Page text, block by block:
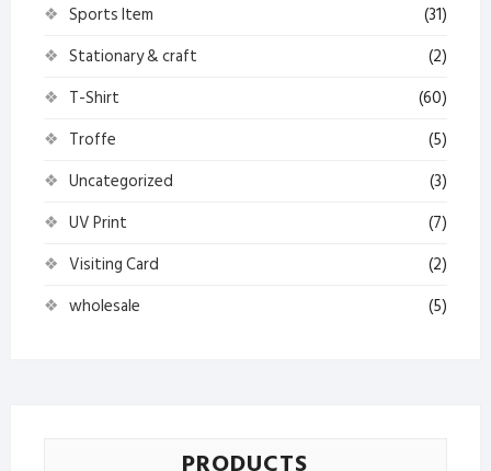
Sports Item
(31)
Stationary & craft
(2)
T-Shirt
(60)
Troffe
(5)
Uncategorized
(3)
UV Print
(7)
Visiting Card
(2)
wholesale
(5)